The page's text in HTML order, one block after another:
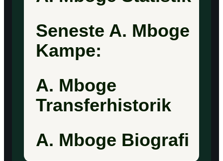
Seneste A. Mboge
Kampe:
A. Mboge
Transferhistorik
A. Mboge Biografi